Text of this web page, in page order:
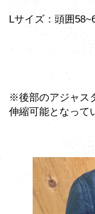
Lサイズ：頭囲
※後部のアジャス
伸縮可能となって